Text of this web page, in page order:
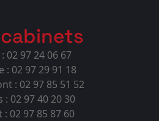
02 97 24 06 67
: 02 97 29 91 18
: 02 97 85 51 52
: 02 97 40 20 30
: 02 97 85 87 60